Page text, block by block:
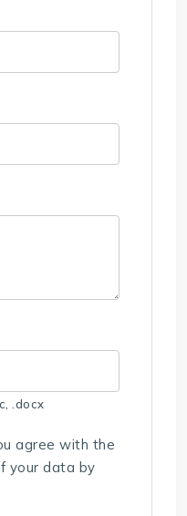
.docx
agree with the
your data by